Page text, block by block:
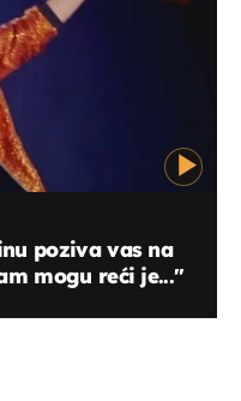
poziva vas na
mogu reći je...''